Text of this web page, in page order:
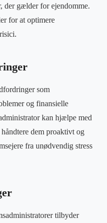
der gælder for ejendomme.
for at optimere
som
og finansielle
kan hjælpe med
dem proaktivt og
fra unødvendig stress
tilbyder